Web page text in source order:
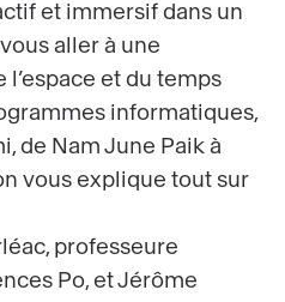
et immersif dans un
aller à une
et du temps
informatiques,
de Nam June Paik à
vous explique tout sur
professeure
Po, et Jérôme